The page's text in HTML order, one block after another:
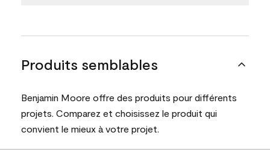
Produits semblables
Benjamin Moore offre des produits pour différents
projets. Comparez et choisissez le produit qui
convient le mieux à votre projet.